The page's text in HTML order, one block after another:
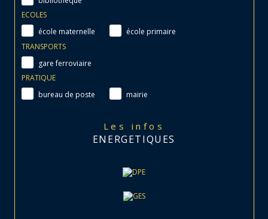
ECOLES
école maternelle
école primaire
TRANSPORTS
gare ferroviaire
PRATIQUE
bureau de poste
mairie
Les infos
ENERGETIQUES